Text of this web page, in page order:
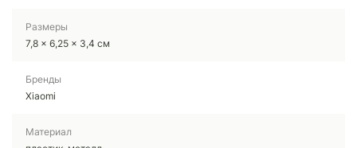
Размеры
7,8 x 6,25 x 3,4 см
Бренды
Xiaomi
Материал